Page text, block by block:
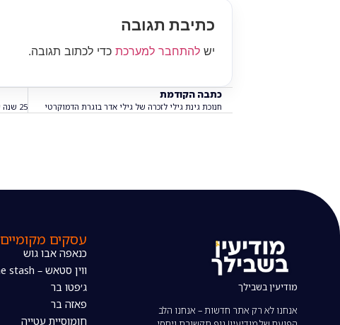
כתיבת תגובה
יש להתחבר למערכת כדי לכתוב תגובה.
כתבה הקודמת
חנוכת גינת גילי לזכרה של גילי אדר בוגרת הדמוקרטי‎
מודיעין בשבילך
אנחנו לא רק אתר חדשות – אנחנו הלב
עסקים מקומיים
כנאפה אבו גוש
ווין סטאש – The wine stash
ג׳פטו בר
פאזה בר
חומוסיית עטייה